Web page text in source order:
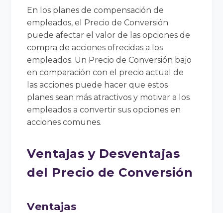
En los planes de compensación de
empleados, el Precio de Conversión
puede afectar el valor de las opciones de
compra de acciones ofrecidas a los
empleados. Un Precio de Conversión bajo
en comparación con el precio actual de
las acciones puede hacer que estos
planes sean más atractivos y motivar a los
empleados a convertir sus opciones en
acciones comunes.
Ventajas y Desventajas
del Precio de Conversión
Ventajas